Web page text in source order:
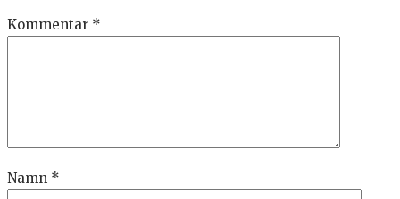
Kommentar *
Namn *